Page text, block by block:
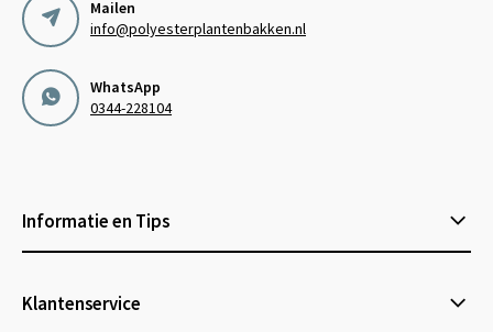
Mailen
info@polyesterplantenbakken.nl
WhatsApp
0344-228104
Informatie en Tips
Klantenservice